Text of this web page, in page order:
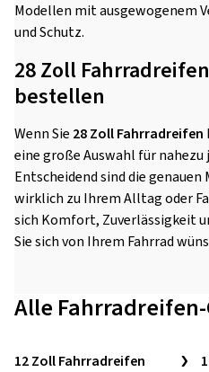
Modellen mit ausgewogenem
und Schutz.
28 Zoll
bestellen
Wenn Sie 28 Zoll Fahrradreifen
eine große Auswahl für nahezu
Entscheidend sind die genauen
wirklich zu Ihrem Alltag oder
sich Komfort, Zuverlässigkeit
Sie sich von Ihrem Fahrrad
Alle
12 Zoll Fahrradreifen